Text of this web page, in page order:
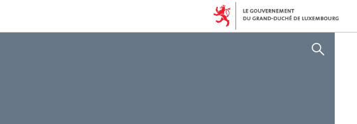
AFFICHER / MASQUER